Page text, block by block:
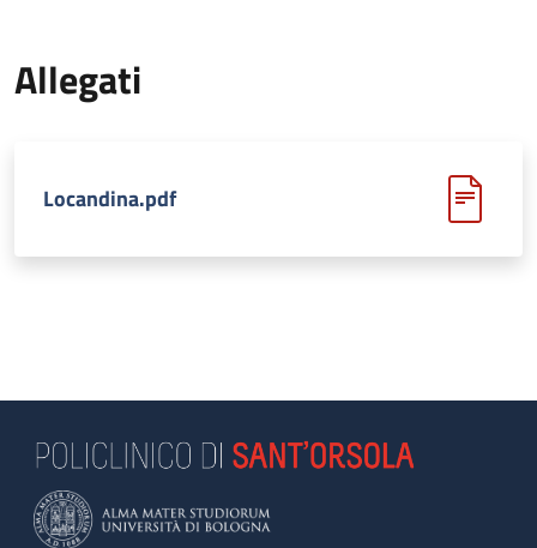
Allegati
Locandina.pdf